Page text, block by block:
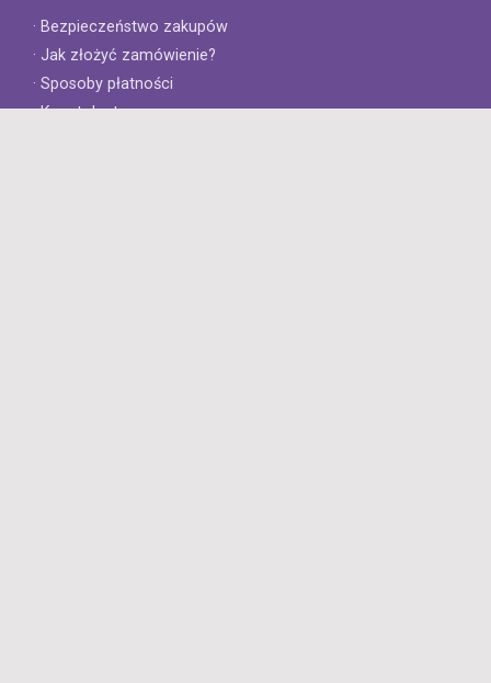
· Bezpieczeństwo zakupów
· Jak złożyć zamówienie?
· Sposoby płatności
· Koszt dostawy